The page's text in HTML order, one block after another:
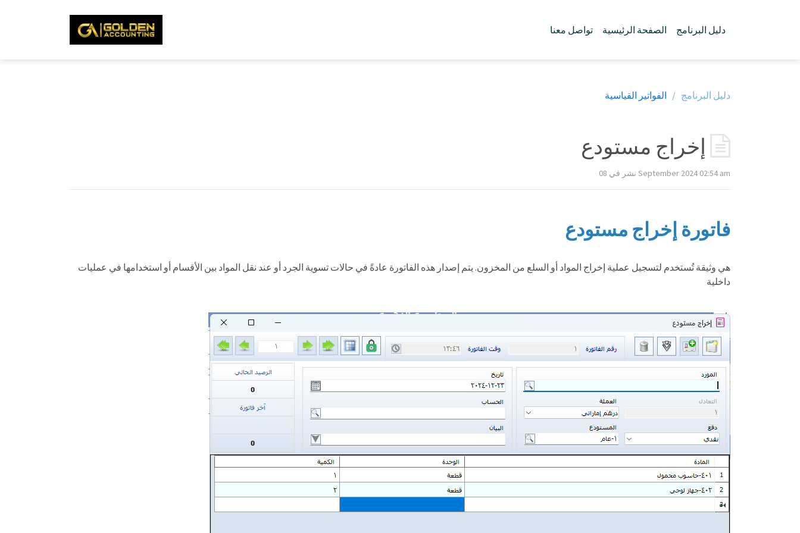
تواصل معنا الصفحة الرئيسية دليل البرنامج
دليل البرنامج / الفواتير القياسية
نشر في 08 September 2024 02:54 am
فاتورة إخراج مستودع
هي وثيقة تُستخدم لتسجيل عملية إخراج المواد أو السلع من المخزون. يتم إصدار هذه الفاتورة عادةً في حالات تسوية الجرد أو عند نقل المواد بين الأقسام أو استخدامها في عمليات
داخلية